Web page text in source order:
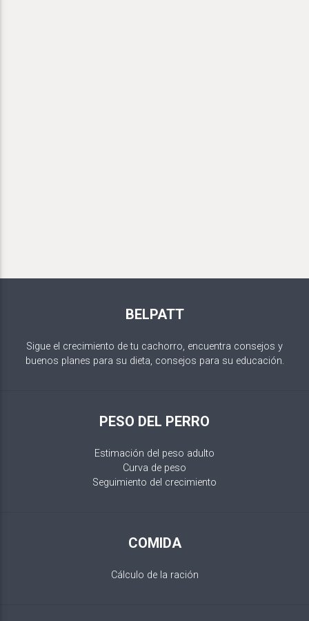
BELPATT
Sigue el crecimiento de tu cachorro, encuentra consejos y
buenos planes para su dieta, consejos para su educación.
PESO DEL PERRO
Estimación del peso adulto
Curva de peso
Seguimiento del crecimiento
COMIDA
Cálculo de la ración